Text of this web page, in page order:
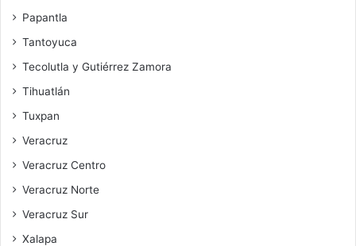
Papantla
Tantoyuca
Tecolutla y Gutiérrez Zamora
Tihuatlán
Tuxpan
Veracruz
Veracruz Centro
Veracruz Norte
Veracruz Sur
Xalapa